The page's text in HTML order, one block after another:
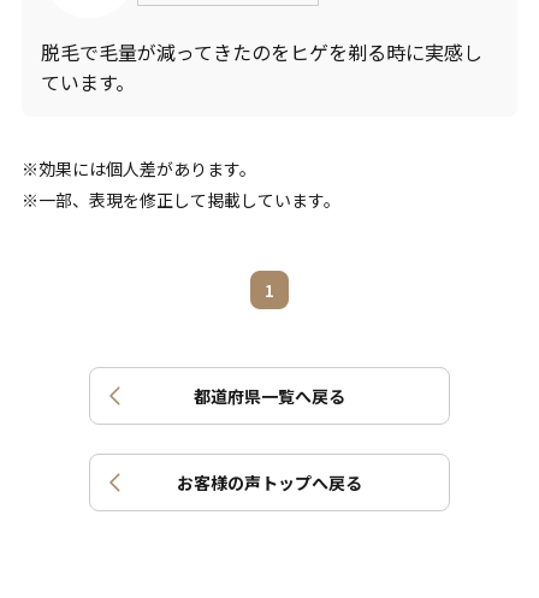
脱毛で毛量が減ってきたのをヒゲを剃る時に実感し
ています。
効果には個人差があります。
一部、表現を修正して掲載しています。
1
都道府県一覧へ戻る
お客様の声トップへ戻る